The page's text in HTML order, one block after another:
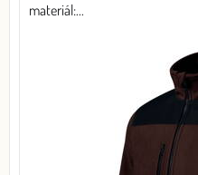
materiál:...